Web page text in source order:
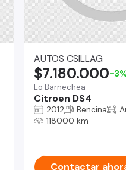
AUTOS CSILLAG
Lo Barnechea
Citroen DS4
$7.180.000-
2012 Bencina
118000 km
Contactar